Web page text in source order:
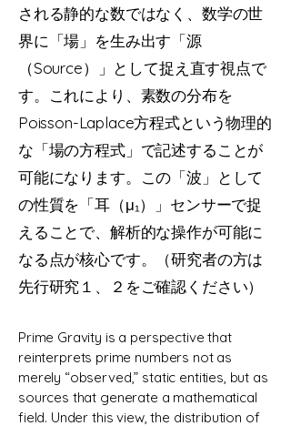
される静的な数ではなく、数学の世
界に「場」を生み出す「源
（Source）」として捉え直す視点で
す。これにより、素数の分布を
Poisson-Laplace方程式という物理的
な「場の方程式」で記述することが
可能になります。この「波」として
の性質を「耳（μ₁）」センサーで捉
えることで、解析的な操作が可能に
なる点が核心です。（研究者の方は
先行研究１、２をご確認ください）
Prime Gravity is a perspective that
reinterprets prime numbers not as
merely “observed,” static entities, but as
sources that generate a mathematical
field. Under this view, the distribution of